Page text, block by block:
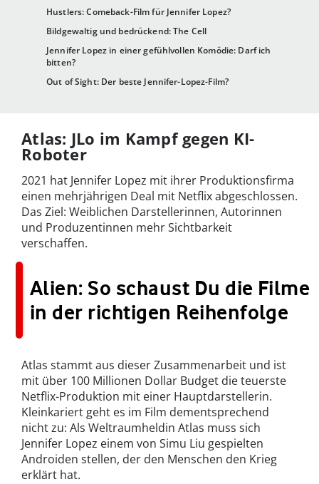
Hustlers: Comeback-Film für Jennifer Lopez?
Bildgewaltig und bedrückend: The Cell
Jennifer Lopez in einer gefühlvollen Komödie: Darf ich
bitten?
Out of Sight: Der beste Jennifer-Lopez-Film?
Atlas: JLo im Kampf gegen KI-
Roboter
2021 hat Jennifer Lopez mit ihrer Produktionsfirma
einen mehrjährigen Deal mit Netflix abgeschlossen.
Das Ziel: Weiblichen Darstellerinnen, Autorinnen
und Produzentinnen mehr Sichtbarkeit
verschaffen.
Alien: So schaust Du die Filme
in der richtigen Reihenfolge
Atlas stammt aus dieser Zusammenarbeit und ist
mit über 100 Millionen Dollar Budget die teuerste
Netflix-Produktion mit einer Hauptdarstellerin.
Kleinkariert geht es im Film dementsprechend
nicht zu: Als Weltraumheldin Atlas muss sich
Jennifer Lopez einem von Simu Liu gespielten
Androiden stellen, der den Menschen den Krieg
erklärt hat.